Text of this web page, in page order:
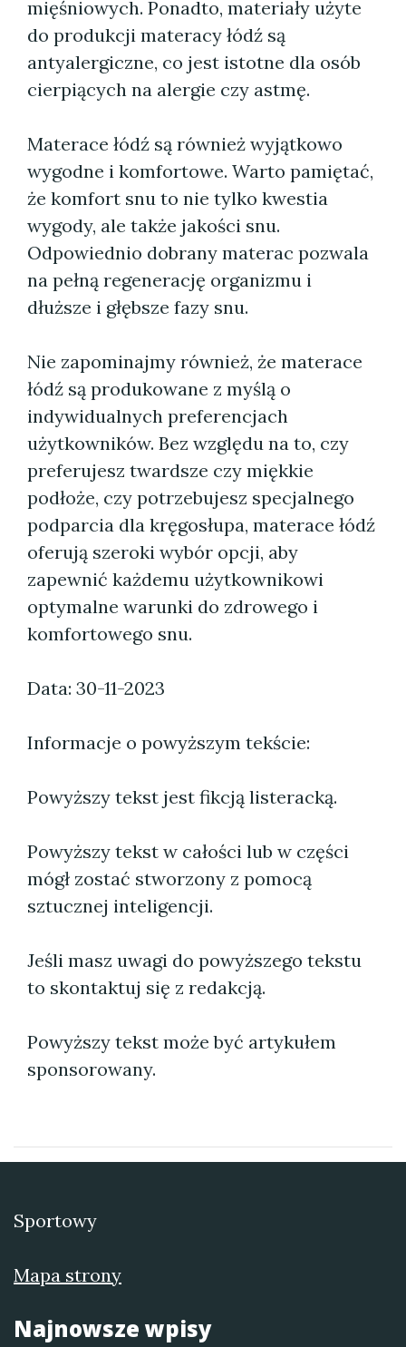
mięśniowych. Ponadto, materiały użyte
do produkcji materacy łódź są
antyalergiczne, co jest istotne dla osób
cierpiących na alergie czy astmę.
Materace łódź są również wyjątkowo
wygodne i komfortowe. Warto pamiętać,
że komfort snu to nie tylko kwestia
wygody, ale także jakości snu.
Odpowiednio dobrany materac pozwala
na pełną regenerację organizmu i
dłuższe i głębsze fazy snu.
Nie zapominajmy również, że materace
łódź są produkowane z myślą o
indywidualnych preferencjach
użytkowników. Bez względu na to, czy
preferujesz twardsze czy miękkie
podłoże, czy potrzebujesz specjalnego
podparcia dla kręgosłupa, materace łódź
oferują szeroki wybór opcji, aby
zapewnić każdemu użytkownikowi
optymalne warunki do zdrowego i
komfortowego snu.
Data: 30-11-2023
Informacje o powyższym tekście:
Powyższy tekst jest fikcją listeracką.
Powyższy tekst w całości lub w części
mógł zostać stworzony z pomocą
sztucznej inteligencji.
Jeśli masz uwagi do powyższego tekstu
to skontaktuj się z redakcją.
Powyższy tekst może być artykułem
sponsorowany.
Sportowy
Mapa strony
Najnowsze wpisy